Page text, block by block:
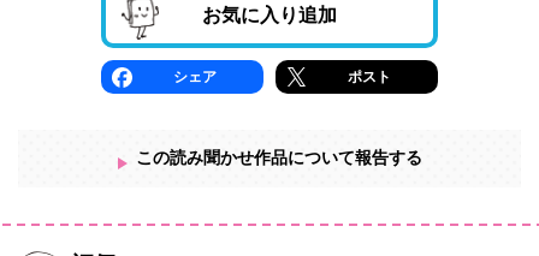
お気に入り追加
シェア ポスト
この読み聞かせ作品について報告する